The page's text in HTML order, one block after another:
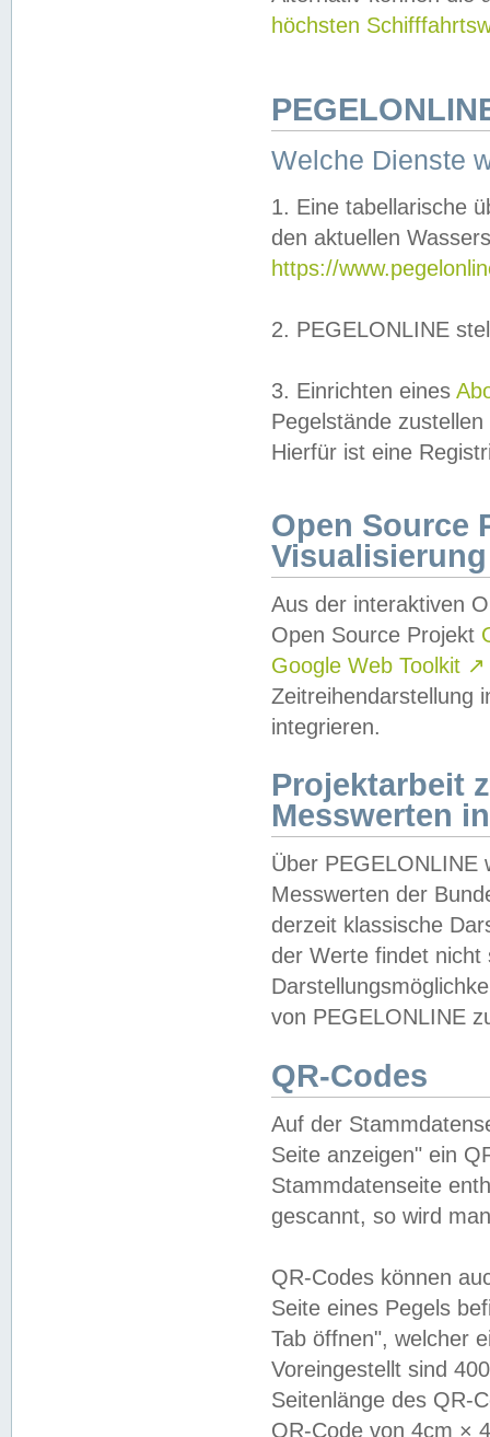
höchsten
Welche Dienste
1. Eine tabellarische
den aktuellen
https://
2. PEGELONLINE
3. Einrichten eines
Pegelstände
Hierfür ist eine
Open Source
Visualisierung
Aus der interaktiven
Open Source Projekt
Google Web Toolkit ↗
Zeitreihendarstellung
integrieren.
Projektarbeit
Messwerten
Über PEGELONLINE
Messwerten der
derzeit klassische
der Werte findet
von PEGELONLINE
QR-Codes
Auf der
Seite anzeigen" ein
Stammdatenseite
gescannt, so wird
QR-Codes können
Seite eines Pegels
Tab öffnen", welcher
Voreingestellt sind
Seitenlänge des QR-
QR-Code von 4cm ×